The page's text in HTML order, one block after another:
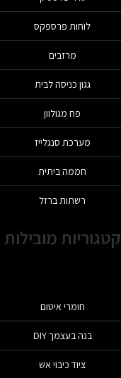
לוחות פרספקס
מרזבים
גגון כניסה לבית
פח מגולוון
מערכת סנגלייז
חממה ביתית
רשתות ברזל
קטגוריות מובילות
חומרי איטום
בנה בעצמך DIY
ציוד כיבוי אש